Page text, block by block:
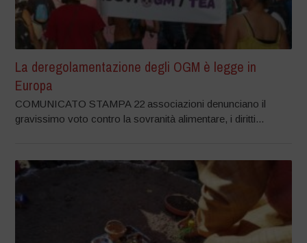
La deregolamentazione degli OGM è legge in
Europa
COMUNICATO STAMPA 22 associazioni denunciano il
gravissimo voto contro la sovranità alimentare, i diritti...